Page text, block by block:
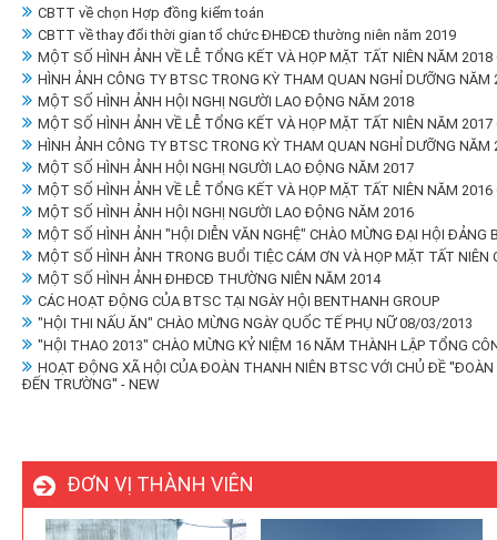
CBTT về chọn Hợp đồng kiểm toán
CBTT về thay đổi thời gian tổ chức ĐHĐCĐ thường niên năm 2019
MỘT SỐ HÌNH ẢNH VỀ LỄ TỔNG KẾT VÀ HỌP MẶT TẤT NIÊN NĂM
HÌNH ẢNH CÔNG TY BTSC TRONG KỲ THAM QUAN NGHỈ DƯỠNG NĂM
MỘT SỐ HÌNH ẢNH HỘI NGHỊ NGƯỜI LAO ĐỘNG NĂM 2018
MỘT SỐ HÌNH ẢNH VỀ LỄ TỔNG KẾT VÀ HỌP MẶT TẤT NIÊN NĂM
HÌNH ẢNH CÔNG TY BTSC TRONG KỲ THAM QUAN NGHỈ DƯỠNG NĂM
MỘT SỐ HÌNH ẢNH HỘI NGHỊ NGƯỜI LAO ĐỘNG NĂM 2017
MỘT SỐ HÌNH ẢNH VỀ LỄ TỔNG KẾT VÀ HỌP MẶT TẤT NIÊN NĂM
MỘT SỐ HÌNH ẢNH HỘI NGHỊ NGƯỜI LAO ĐỘNG NĂM 2016
MỘT SỐ HÌNH ẢNH "HỘI DIỄN VĂN NGHỆ" CHÀO MỪNG ĐẠI HỘI ĐẢNG
MỘT SỐ HÌNH ẢNH TRONG BUỔI TIỆC CÁM ƠN VÀ HỌP MẶT TẤT NIÊN
MỘT SỐ HÌNH ẢNH ĐHĐCĐ THƯỜNG NIÊN NĂM 2014
CÁC HOẠT ĐỘNG CỦA BTSC TẠI NGÀY HỘI BENTHANH GROUP
"HỘI THI NẤU ĂN" CHÀO MỪNG NGÀY QUỐC TẾ PHỤ NỮ 08/03/2013
"HỘI THAO 2013" CHÀO MỪNG KỶ NIỆM 16 NĂM THÀNH LẬP TỔNG
HOẠT ĐỘNG XÃ HỘI CỦA ĐOÀN THANH NIÊN BTSC VỚI CHỦ ĐỀ
ĐẾN TRƯỜNG'' - NEW
ĐƠN VỊ THÀNH VIÊN